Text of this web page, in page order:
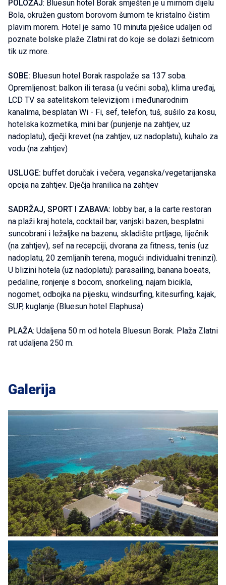
POLOŽAJ: Bluesun hotel Borak smješten je u mirnom dijelu
Bola, okružen gustom borovom šumom te kristalno čistim
plavim morem. Hotel je samo 10 minuta pješice udaljen od
poznate bolske plaže Zlatni rat do koje se dolazi šetnicom
tik uz more.
SOBE: Bluesun hotel Borak raspolaže sa 137 soba.
Opremljenost: balkon ili terasa (u većini soba), klima uređaj,
LCD TV sa satelitskom televizijom i međunarodnim
kanalima, besplatan Wi - Fi, sef, telefon, tuš, sušilo za kosu,
hotelska kozmetika, mini bar (punjenje na zahtjev, uz
nadoplatu), dječji krevet (na zahtjev, uz nadoplatu), kuhalo za
vodu (na zahtjev)
USLUGE: buffet doručak i večera, veganska/vegetarijanska
opcija na zahtjev. Dječja hranilica na zahtjev
SADRŽAJ, SPORT I ZABAVA: lobby bar, a la carte restoran
na plaži kraj hotela, cocktail bar, vanjski bazen, besplatni
suncobrani i ležaljke na bazenu, skladište prtljage, liječnik
(na zahtjev), sef na recepciji, dvorana za fitness, tenis (uz
nadoplatu, 20 zemljanih terena, mogući individualni treninzi).
U blizini hotela (uz nadoplatu): parasailing, banana boeats,
pedaline, ronjenje s bocom, snorkeling, najam bicikla,
nogomet, odbojka na pijesku, windsurfing, kitesurfing, kajak,
SUP, kuglanje (Bluesun hotel Elaphusa)
PLAŽA: Udaljena 50 m od hotela Bluesun Borak. Plaža Zlatni
rat udaljena 250 m.
Galerija